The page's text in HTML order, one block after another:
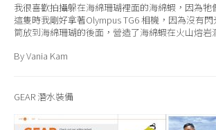
我很喜歡拍攝躲在海綿珊瑚裡面的海綿蝦，因為牠
這隻時我剛好拿著Olympus TG6 相機，因為沒有
筒放到海綿珊瑚的後面，營造了海綿蝦在火山熔岩
By Vania Kam
GEAR 潛水裝備